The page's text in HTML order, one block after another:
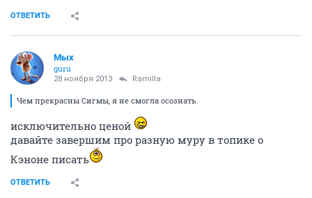
ОТВЕТИТЬ
Мых
guru
28 ноября 2013 Ramilla
Чем прекрасны Сигмы, я не смогла осознать.
исключительно ценой
давайте завершим про разную муру в топике о
Кэноне писать
ОТВЕТИТЬ